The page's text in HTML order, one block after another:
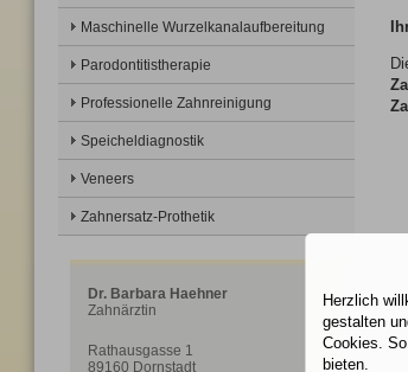
Maschinelle Wurzelkanalaufbereitung
Parodontitistherapie
Professionelle Zahnreinigung
Speicheldiagnostik
Veneers
Zahnersatz-Prothetik
Dr. Barbara Haehner
Zahnärztin
Rathausgasse 1
89160 Dornstadt
Herzlich
gestalten
Cookies.
bieten.